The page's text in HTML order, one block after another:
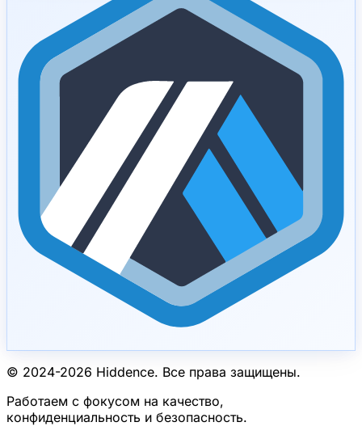
© 2024-2026 Hiddence. Все права защищены.
Работаем с фокусом на качество,
конфиденциальность и безопасность.